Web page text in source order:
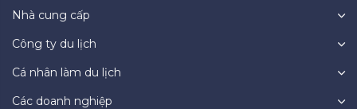
Nhà cung cấp
Công ty du lịch
Cá nhân làm du lịch
Các doanh nghiệp